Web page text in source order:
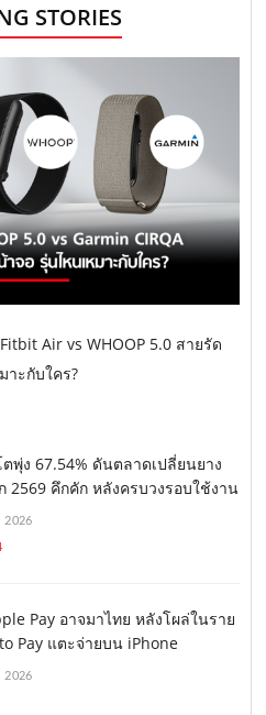
STORIES
Air vs WHOOP 5.0 สายรัด
าะกับใคร?
ตพุ่ง 67.54% ดันตลาดเปลี่ยนยาง
2569 คึกคัก หลังครบวงรอบใช้งาน
2026
Pay อาจมาไทย หลังโผล่ในราย
Pay แตะจ่ายบน iPhone
2026